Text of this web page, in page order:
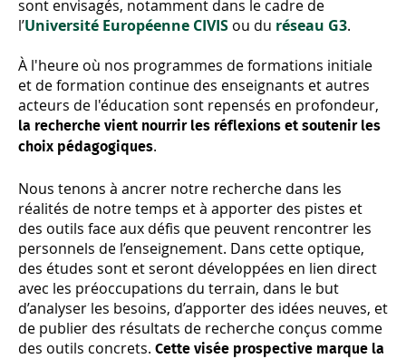
sont envisagés, notamment dans le cadre de
l’Université Européenne CIVIS ou du réseau G3.
À l'heure où nos programmes de formations initiale
et de formation continue des enseignants et autres
acteurs de l'éducation sont repensés en profondeur,
la recherche vient nourrir les réflexions et soutenir les
choix pédagogiques.
Nous tenons à ancrer notre recherche dans les
réalités de notre temps et à apporter des pistes et
des outils face aux défis que peuvent rencontrer les
personnels de l’enseignement. Dans cette optique,
des études sont et seront développées en lien direct
avec les préoccupations du terrain, dans le but
d’analyser les besoins, d’apporter des idées neuves, et
de publier des résultats de recherche conçus comme
des outils concrets. Cette visée prospective marque la